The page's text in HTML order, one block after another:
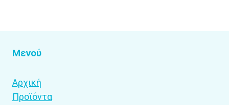
Μενού
Αρχική
Προϊόντα